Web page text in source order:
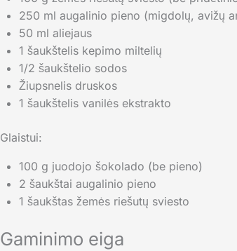
250 ml augalinio pieno (migdolų, avižų
50 ml aliejaus
1 šaukštelis kepimo miltelių
1/2 šaukštelio sodos
Žiupsnelis druskos
1 šaukštelis vanilės ekstrakto
Glaistui:
100 g juodojo šokolado (be pieno)
2 šaukštai augalinio pieno
1 šaukštas žemės riešutų sviesto
Gaminimo eiga